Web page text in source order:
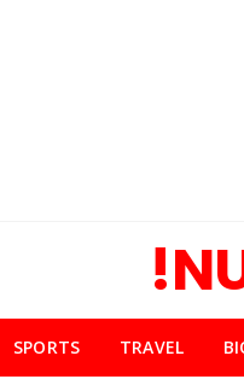
TRAVEL
SPORTS